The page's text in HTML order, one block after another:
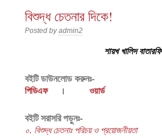
বিশুদ্ধ চেতনার দিকে!
Posted byadmin2
শায়খখালিদ বাতারফি
বইটি ডাউনলোড করুনঃ-
পিডিএফ। ওয়ার্ড
বইটি সরাসরি পড়ুনঃ-
০. বিশুদ্ধ চেতনাঃ পরিচয় ও প্রয়োজনীয়তা